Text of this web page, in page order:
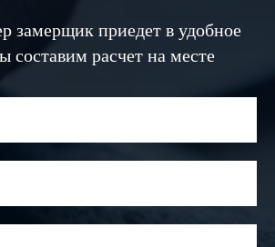
замерщик приедет в удобное
составим расчет на месте